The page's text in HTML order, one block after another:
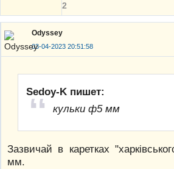
2
Odyssey
03-04-2023 20:51:58
Sedoy-K пишет:
кульки ф5 мм
Зазвичай в каретках
мм.